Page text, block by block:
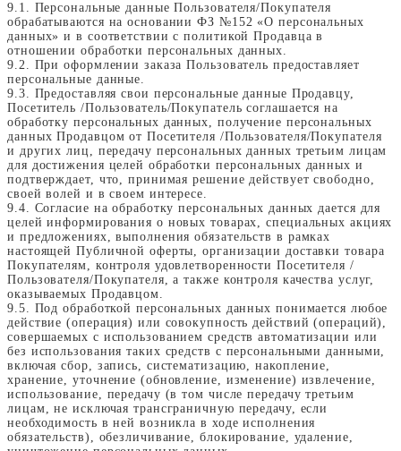
9.1. Персональные данные Пользователя/Покупателя
обрабатываются на основании ФЗ №152 «О персональных
данных» и в соответствии с политикой Продавца в
отношении обработки персональных данных.
9.2. При оформлении заказа Пользователь предоставляет
персональные данные.
9.3. Предоставляя свои персональные данные Продавцу,
Посетитель /Пользователь/Покупатель соглашается на
обработку персональных данных, получение персональных
данных Продавцом от Посетителя /Пользователя/Покупателя
и других лиц, передачу персональных данных третьим лицам
для достижения целей обработки персональных данных и
подтверждает, что, принимая решение действует свободно,
своей волей и в своем интересе.
9.4. Согласие на обработку персональных данных дается для
целей информирования о новых товарах, специальных акциях
и предложениях, выполнения обязательств в рамках
настоящей Публичной оферты, организации доставки товара
Покупателям, контроля удовлетворенности Посетителя /
Пользователя/Покупателя, а также контроля качества услуг,
оказываемых Продавцом.
9.5. Под обработкой персональных данных понимается любое
действие (операция) или совокупность действий (операций),
совершаемых с использованием средств автоматизации или
без использования таких средств с персональными данными,
включая сбор, запись, систематизацию, накопление,
хранение, уточнение (обновление, изменение) извлечение,
использование, передачу (в том числе передачу третьим
лицам, не исключая трансграничную передачу, если
необходимость в ней возникла в ходе исполнения
обязательств), обезличивание, блокирование, удаление,